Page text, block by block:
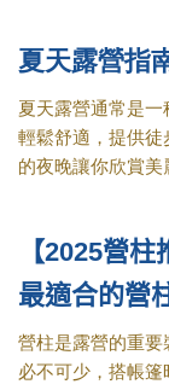
夏天露營指
夏天露營通常是
輕鬆舒適，提供徒
的夜晚讓你欣賞美
【2025營
最適合的營
營柱是露營的重
必不可少，搭帳